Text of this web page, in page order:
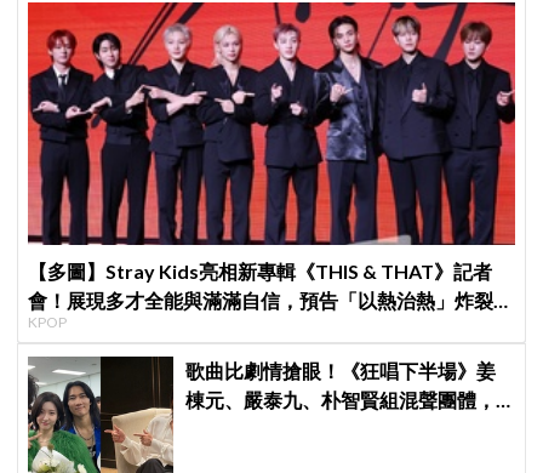
【多圖】Stray Kids亮相新專輯《THIS & THAT》記者
會！展現多才全能與滿滿自信，預告「以熱治熱」炸裂夏
日音樂圈
KPOP
歌曲比劇情搶眼！《狂唱下半場》姜
棟元、嚴泰九、朴智賢組混聲團體，